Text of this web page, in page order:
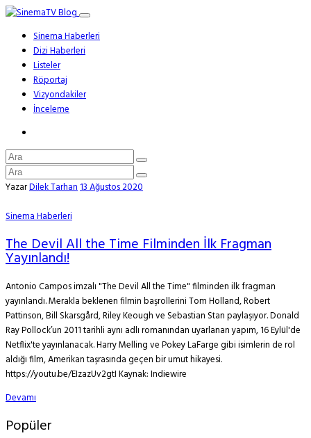
Sinema Haberleri
Dizi Haberleri
Listeler
Röportaj
Vizyondakiler
İnceleme
YazarDilek Tarhan13 Ağustos 2020
Sinema Haberleri
The Devil All the Time Filminden İlk Fragman
Yayınlandı!
Antonio Campos imzalı "The Devil All the Time" filminden ilk fragman
yayınlandı. Merakla beklenen filmin başrollerini Tom Holland, Robert
Pattinson, Bill Skarsgård, Riley Keough ve Sebastian Stan paylaşıyor. Donald
Ray Pollock’un 2011 tarihli aynı adlı romanından uyarlanan yapım, 16 Eylül'de
Netflix'te yayınlanacak. Harry Melling ve Pokey LaFarge gibi isimlerin de rol
aldığı film, Amerikan taşrasında geçen bir umut hikayesi.
https://youtu.be/EIzazUv2gtI Kaynak: Indiewire
Devamı
Popüler